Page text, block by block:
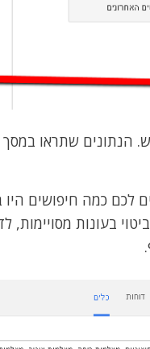
הנתונים שתראו
כמה חיפושים היו
בעונות מסויימות,